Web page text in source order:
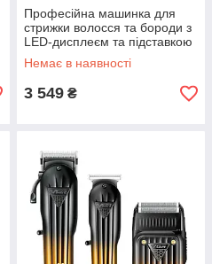
Професійна машинка для
стрижки волосся та бороди з
LED-дисплеєм та підставкою
VGR V-256
Немає в наявності
3 549 ₴